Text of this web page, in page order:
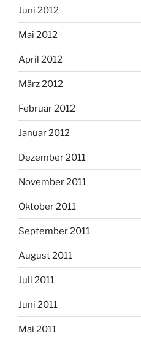
Juni 2012
Mai 2012
April 2012
März 2012
Februar 2012
Januar 2012
Dezember 2011
November 2011
Oktober 2011
September 2011
August 2011
Juli 2011
Juni 2011
Mai 2011